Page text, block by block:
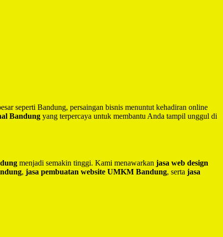
seperti Bandung, persaingan bisnis menuntut kehadiran online
Bandung yang terpercaya untuk membantu Anda tampil unggul di
menjadi semakin tinggi. Kami menawarkan jasa web design
, jasa pembuatan website UMKM Bandung, serta jasa